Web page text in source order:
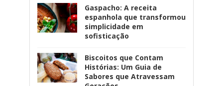
Gaspacho: A receita
espanhola que transformou
simplicidade em
sofisticação
Biscoitos que Contam
Histórias: Um Guia de
Sabores que Atravessam